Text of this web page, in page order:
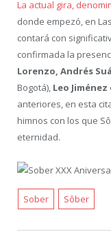
La actual gira,
donde empezó, en
contará con
confirmada la
Lorenzo, Andrés
Bogotá), Leo Jiménez
anteriores, en esta
himnos con los que
eternidad.
Sober Sôber